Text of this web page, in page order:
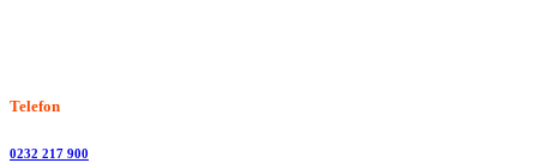
Telefon
0232 217 900